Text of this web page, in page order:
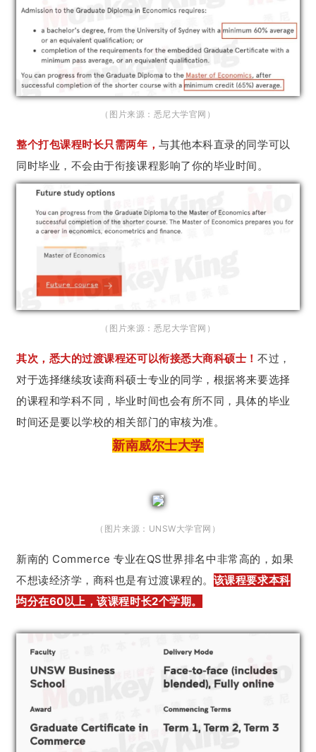
（图片来源：悉尼大学官网）
整个打包课程时长只需两年，与其他本科直录的同学可以
同时毕业，不会由于衔接课程影响了你的毕业时间。
（图片来源：悉尼大学官网）
其次，悉大的过渡课程还可以衔接悉大商科硕士！ 不过，
对于选择继续攻读商科硕士专业的同学，根据将来要选择
的课程和学科不同，毕业时间也会有所不同，具体的毕业
时间还是要以学校的相关部门的审核为准。
新南威尔士大学
（图片来源：UNSW大学官网）
新南的 Commerce 专业在QS世界排名中非常高的，如果
不想读经济学，商科也是有过渡课程的。 该课程要求本科
均分在60以上，该课程时长2个学期。